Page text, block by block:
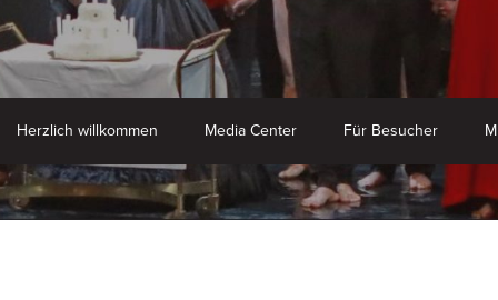
Herzlich willkommen Media Center Für Besucher